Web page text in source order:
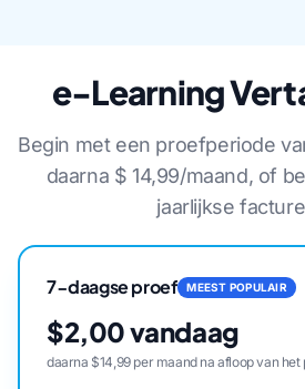
e-Learning
Begin met een proefperiode
daarna $ 14,99/maand, of
jaarlijkse
7-daagse proef MEEST POPULAIR
$2,00 vandaag
daarna $14,99 per maand na afloop van het